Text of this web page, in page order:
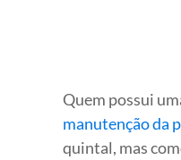
Quem possui
manutenção da
quintal, mas